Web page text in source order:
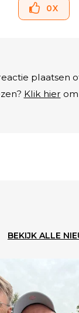
0X
plaatsen
Klik hier
BEKIJK ALLE